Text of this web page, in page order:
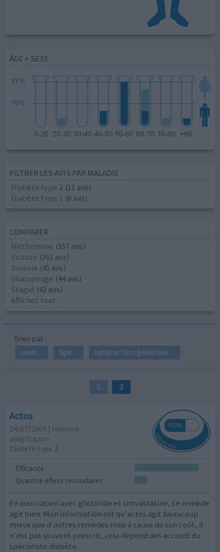
ÂGE + SEXE
FILTRER LES AVIS PAR MALADIE
Diabète type 2 (11 avis)
Diabète type 1 (6 avis)
COMPARER
Metformine (357 avis)
Victoza (261 avis)
Januvia (45 avis)
Glucophage (44 avis)
Stagid (42 avis)
Affichez tout...
Trier par
sexe
âge satisfaction générale
1 2
Actos
14/07/2009 | Homme
pioglitazon
Diabète type 2
Efficacité
Quantité effets secondaires
En association avec gliclazide et simvastatine, ce remède
agit bien. Mon information est qu'actos agit beaucoup
mieux que d'autres remèdes mais à cause de son coût, il
n'est pas souvent prescrit, cela dépend des accords du
spécialiste diabète.